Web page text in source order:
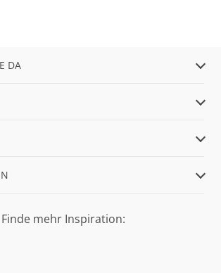
DA
Finde mehr Inspiration: